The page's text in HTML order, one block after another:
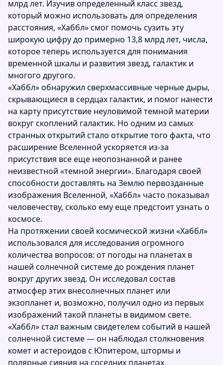
млрд лет. Изучив определенный класс звезд,
который можно использовать для определения
расстояния, «Хаббл» смог помочь сузить эту
широкую цифру до примерно 13,8 млрд лет, числа,
которое теперь используется для понимания
временной шкалы и развития звезд, галактик и
многого другого.
«Хаббл» обнаружил сверхмассивные черные дыры,
скрывающиеся в сердцах галактик, и помог нанести
на карту присутствие неуловимой темной материи
вокруг скоплений галактик. Но одним из самых
странных открытий стало открытие того факта, что
расширение Вселенной ускоряется из-за
присутствия все еще неопознанной и ранее
неизвестной «темной энергии». Благодаря своей
способности доставлять на Землю первозданные
изображения Вселенной, «Хаббл» часто показывал
человечеству, сколько ему еще предстоит узнать о
космосе.
На протяжении своей космической жизни «Хаббл»
использовался для исследования огромного
количества вопросов: от погоды на планетах в
нашей солнечной системе до рождения планет
вокруг других звезд. Он исследовал состав
атмосфер этих внесолнечных планет или
экзопланет и, возможно, получил одно из первых
изображений такой планеты в видимом свете.
«Хаббл» стал важным свидетелем событий в нашей
солнечной системе — он наблюдал столкновения
комет и астероидов с Юпитером, штормы и
полярные сияния на соседних планетах,